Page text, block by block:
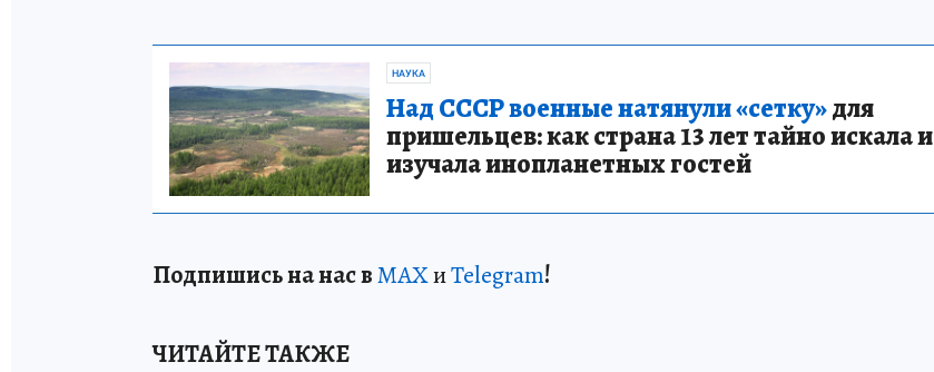
НАУКА
Над СССР военные натянули «сетку»для
пришельцев: как страна 13 лет тайно искала и
изучала инопланетных гостей
Подпишись на нас вМАХиTelegram!
ЧИТАЙТЕ ТАКЖЕ